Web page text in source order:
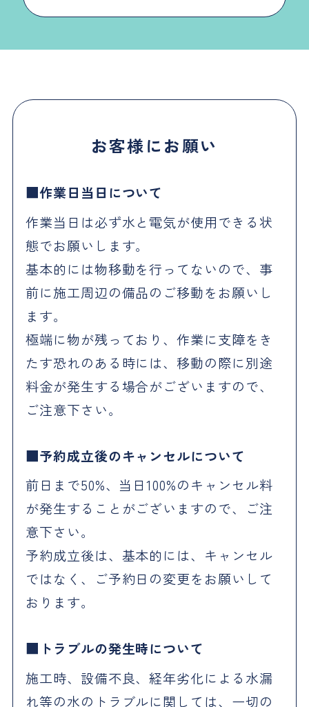
お客様にお願い
作業日当日について
作業当日は必ず水と電気が使用できる状
態でお願いします。
基本的には物移動を行ってないので、事
前に施工周辺の備品のご移動をお願いし
ます。
極端に物が残っており、作業に支障をき
たす恐れのある時には、移動の際に別途
料金が発生する場合がございますので、
ご注意下さい。
予約成立後のキャンセルについて
前日まで50%、当日100%のキャンセル料
が発生することがございますので、ご注
意下さい。
予約成立後は、基本的には、キャンセル
ではなく、ご予約日の変更をお願いして
おります。
トラブルの発生時について
施工時、設備不良、経年劣化による水漏
れ等の水のトラブルに関しては、一切の